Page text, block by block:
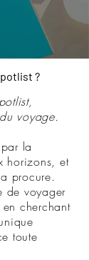
?
voyage.
la
horizons, et
procure.
de voyager
cherchant
toute